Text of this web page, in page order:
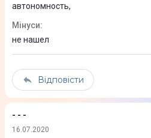
Час
Погода
цифровий компас
Дисплей
Тип дисплея
Кольоровий
автономность,
Мінуси:
не нашел
Відповісти
- - -
16.07.2020